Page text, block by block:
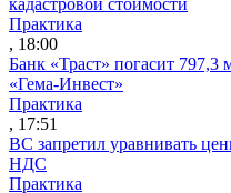
Практика
, 18:00
Банк «Траст» погасит
«Гема-Инвест»
Практика
, 17:51
ВС запретил уравнивать
НДС
Практика